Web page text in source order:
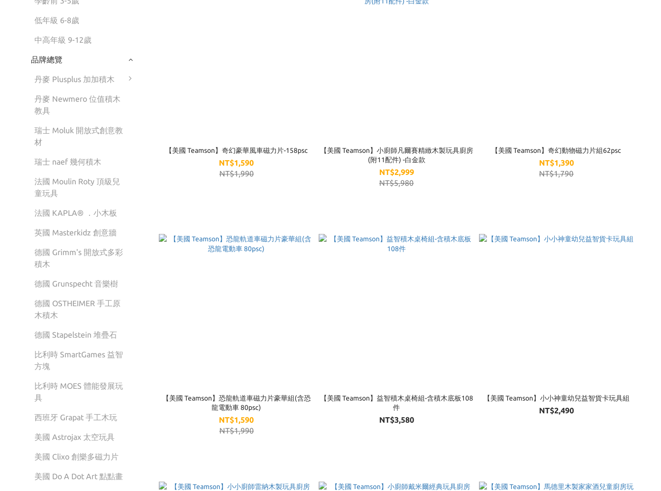
低年級 6-8歲
中高年級 9-12歲
品牌總覽
丹麥 Plusplus 加加積木
丹麥 Newmero 位值積木
教具
瑞士 Moluk 開放式創意教
材
瑞士 naef 幾何積木
法國 Moulin Roty 頂級兒
童玩具
法國 KAPLA® ．小木板
英國 Masterkidz 創意牆
德國 Grimm's 開放式多彩
積木
德國 Grunspecht 音樂樹
德國 OSTHEIMER 手工原
木積木
德國 Stapelstein 堆疊石
比利時 SmartGames 益智
方塊
比利時 MOES 體能發展玩
具
西班牙 Grapat 手工木玩
美國 Astrojax 太空玩具
美國 Clixo 創樂多磁力片
美國 Do A Dot Art 點點畫
【美國 Teamson】奇幻豪華風車磁力片-158psc
NT$1,590
NT$1,990
【美國 Teamson】小廚師凡爾賽精緻木製玩具廚房
(附11配件) -白金款
NT$2,999
NT$5,980
【美國 Teamson】奇幻動物磁力片組62psc
NT$1,390
NT$1,790
【美國 Teamson】恐龍軌道車磁力片豪華組(含恐
龍電動車 80psc)
NT$1,590
NT$1,990
【美國 Teamson】益智積木桌椅組-含積木底板108
件
NT$3,580
【美國 Teamson】小小神童幼兒益智貨卡玩具組
NT$2,490